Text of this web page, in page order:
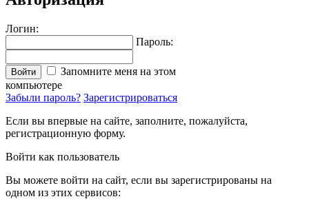
Логин:
Пароль:
Войти
Запомните меня на этом
компьютере
Забыли пароль? Зарегистрироваться
Если вы впервые на сайте, заполните, пожалуйста,
регистрационную форму.
Войти как пользователь
Вы можете войти на сайт, если вы зарегистрированы на
одном из этих сервисов: